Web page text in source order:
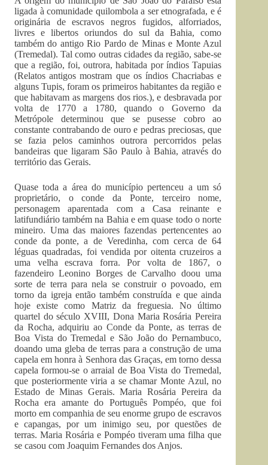
ligada à comunidade quilombola a ser etnografada, e é
originária de escravos negros fugidos, alforriados,
livres e libertos oriundos do sul da Bahia, como
também do antigo Rio Pardo de Minas e Monte Azul
(Tremedal). Tal como outras cidades da região, sabe-se
que a região, foi, outrora, habitada por índios Tapuias
(Relatos antigos mostram que os índios Chacriabas e
alguns Tupis, foram os primeiros habitantes da região e
que habitavam as margens dos rios.), e desbravada por
volta de 1770 a 1780, quando o Governo da
Metrópole determinou que se pusesse cobro ao
constante contrabando de ouro e pedras preciosas, que
se fazia pelos caminhos outrora percorridos pelas
bandeiras que ligaram São Paulo à Bahia, através do
território das Gerais.
Quase toda a área do município pertenceu a um só
proprietário, o conde da Ponte, terceiro nome,
personagem aparentada com a Casa reinante e
latifundiário também na Bahia e em quase todo o norte
mineiro. Uma das maiores fazendas pertencentes ao
conde da ponte, a de Veredinha, com cerca de 64
léguas quadradas, foi vendida por oitenta cruzeiros a
uma velha escrava forra. Por volta de 1867, o
fazendeiro Leonino Borges de Carvalho doou uma
sorte de terra para nela se construir o povoado, em
torno da igreja então também construída e que ainda
hoje existe como Matriz da freguesia. No último
quartel do século XVIII, Dona Maria Rosária Pereira
da Rocha, adquiriu ao Conde da Ponte, as terras de
Boa Vista do Tremedal e São João do Pernambuco,
doando uma gleba de terras para a construção de uma
capela em honra à Senhora das Graças, em torno dessa
capela formou-se o arraial de Boa Vista do Tremedal,
que posteriormente viria a se chamar Monte Azul, no
Estado de Minas Gerais. Maria Rosária Pereira da
Rocha era amante do Português Pompéo, que foi
morto em companhia de seu enorme grupo de escravos
e capangas, por um inimigo seu, por questões de
terras. Maria Rosária e Pompéo tiveram uma filha que
se casou com Joaquim Fernandes dos Anjos.